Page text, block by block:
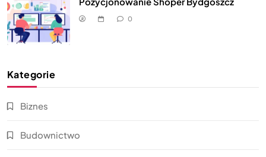
0
Kategorie
Biznes
Budownictwo